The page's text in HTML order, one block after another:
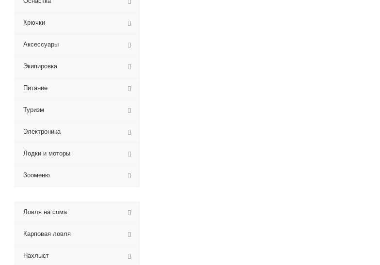
Крючки
Аксессуары
Экипировка
Питание
Туризм
Электроника
Лодки и моторы
Зооменю
Ловля на сома
Карповая ловля
Нахлыст